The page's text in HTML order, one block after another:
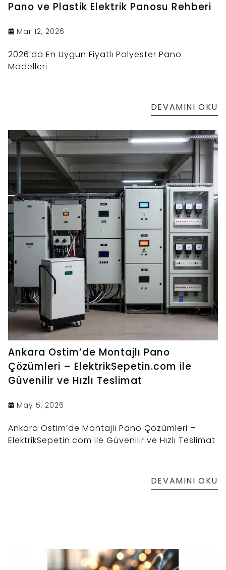
Pano ve Plastik Elektrik Panosu Rehberi
Mar 12, 2026
2026’da En Uygun Fiyatlı Polyester Pano
Modelleri
DEVAMINI OKU
Ankara Ostim’de Montajlı Pano
Çözümleri – ElektrikSepetin.com ile
Güvenilir ve Hızlı Teslimat
May 5, 2026
Ankara Ostim’de Montajlı Pano Çözümleri –
ElektrikSepetin.com ile Güvenilir ve Hızlı Teslimat
DEVAMINI OKU